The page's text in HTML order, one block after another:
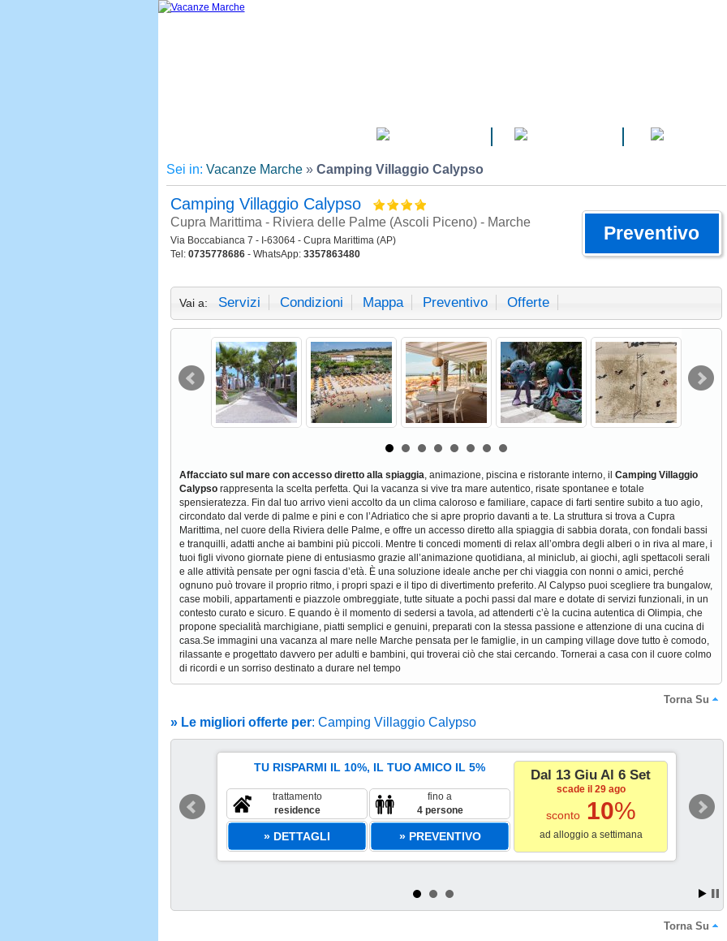
Sei in: Vacanze Marche» Camping Villaggio Calypso
Camping Villaggio Calypso
Cupra Marittima - Riviera delle Palme (Ascoli Piceno) - Marche
Via Boccabianca 7 - I-63064 - Cupra Marittima (AP)
Tel: 0735778686- WhatsApp: 3357863480
Preventivo
Vai a: Servizi Condizioni Mappa Preventivo Offerte
Affacciato sul mare con accesso diretto alla spiaggia, animazione, piscina e ristorante interno, il Camping Villaggio
Calypsorappresenta la scelta perfetta. Qui la vacanza si vive tra mare autentico, risate spontanee e totale
spensieratezza. Fin dal tuo arrivo vieni accolto da un clima caloroso e familiare, capace di farti sentire subito a tuo agio,
circondato dal verde di palme e pini e con l’Adriatico che si apre proprio davanti a te. La struttura si trova a Cupra
Marittima, nel cuore della Riviera delle Palme, e offre un accesso diretto alla spiaggia di sabbia dorata, con fondali bassi
e tranquilli, adatti anche ai bambini più piccoli. Mentre ti concedi momenti di relax all’ombra degli alberi o in riva al mare, i
tuoi figli vivono giornate piene di entusiasmo grazie all’animazione quotidiana, al miniclub, ai giochi, agli spettacoli serali
e alle attività pensate per ogni fascia d’età. È una soluzione ideale anche per chi viaggia con nonni o amici, perché
ognuno può trovare il proprio ritmo, i propri spazi e il tipo di divertimento preferito. Al Calypso puoi scegliere tra bungalow,
case mobili, appartamenti e piazzole ombreggiate, tutte situate a pochi passi dal mare e dotate di servizi funzionali, in un
contesto curato e sicuro. E quando è il momento di sedersi a tavola, ad attenderti c’è la cucina autentica di Olimpia, che
propone specialità marchigiane, piatti semplici e genuini, preparati con la stessa passione e attenzione di una cucina di
casa.Se immagini una vacanza al mare nelle Marche pensata per le famiglie, in un camping village dove tutto è comodo,
rilassante e progettato davvero per adulti e bambini, qui troverai ciò che stai cercando. Tornerai a casa con il cuore colmo
di ricordi e un sorriso destinato a durare nel tempo
Torna Su
» Le migliori offerte per: Camping Villaggio Calypso
TU RISPARMI IL 10%, IL TUO AMICO IL 5%
trattamento
residence
fino a
4 persone
» DETTAGLI » PREVENTIVO
Dal 13 Giu Al 6 Set
scade il 29 ago
sconto 10%
ad alloggio a settimana
Torna Su